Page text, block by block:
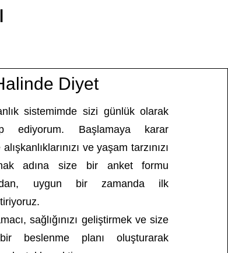
Diyet
sistemimde sizi günlük olarak
ediyorum. Başlamaya karar
ve yaşam tarzınızı
adına size bir anket formu
uygun bir zamanda ilk
sağlığınızı geliştirmek ve size
beslenme planı oluşturarak